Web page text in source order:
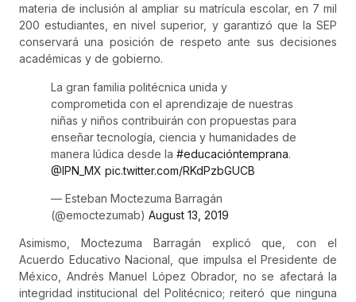
materia de inclusión al ampliar su matrícula escolar, en 7 mil
200 estudiantes, en nivel superior, y garantizó que la SEP
conservará una posición de respeto ante sus decisiones
académicas y de gobierno.
La gran familia politécnica unida y
comprometida con el aprendizaje de nuestras
niñas y niños contribuirán con propuestas para
enseñar tecnología, ciencia y humanidades de
manera lúdica desde la #educacióntemprana.
@IPN_MX pic.twitter.com/RKdPzbGUCB
— Esteban Moctezuma Barragán
(@emoctezumab) August 13, 2019
Asimismo, Moctezuma Barragán explicó que, con el
Acuerdo Educativo Nacional, que impulsa el Presidente de
México, Andrés Manuel López Obrador, no se afectará la
integridad institucional del Politécnico; reiteró que ninguna